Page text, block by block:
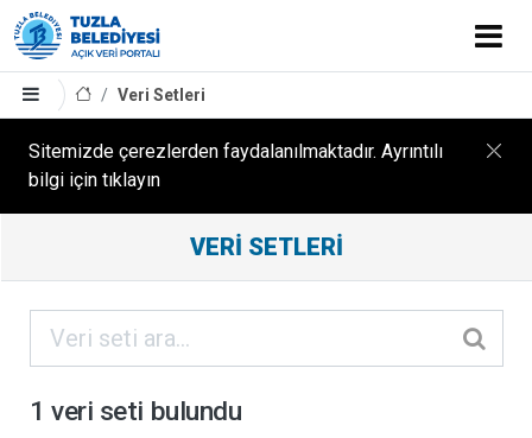
Veri Setleri
Sitemizde çerezlerden faydalanılmaktadır. Ayrıntılı
bilgi için tıklayın
Sonuçları
ORGANIZASYONLAR
KATEGORILER
VERI SETLERI
1 veri seti bulundu